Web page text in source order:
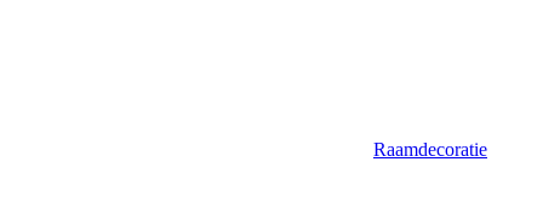
Raamdecoratie